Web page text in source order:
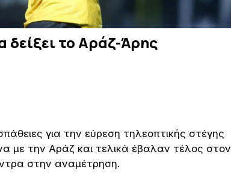
δείξει το Αράζ-Άρης
για την εύρεση τηλεοπτικής στέγης
με την Αράζ και τελικά έβαλαν τέλος στον
στην αναμέτρηση.